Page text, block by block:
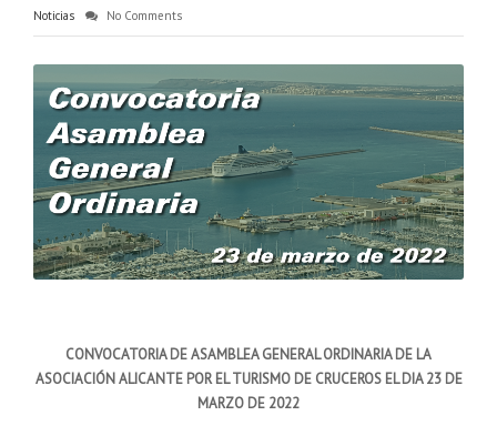
Noticias
No Comments
CONVOCATORIA DE ASAMBLEA GENERAL ORDINARIA DE LA
ASOCIACIÓN ALICANTE POR EL TURISMO DE CRUCEROS EL DIA 23 DE
MARZO DE 2022